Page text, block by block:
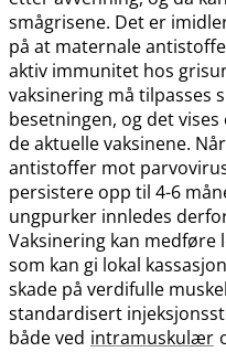
smågrisene. Det er
på at maternale
aktiv immunitet hos
vaksinering må tilpasses
besetningen, og det
de aktuelle vaksinene.
antistoffer mot
persistere opp til 4-6
ungpurker innledes
Vaksinering kan medføre
som kan gi lokal
skade på verdifulle
standardisert
både ved intramuskulær